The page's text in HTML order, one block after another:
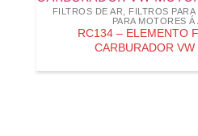
FILTROS DE AR FILTROS
PARA MOTORES Á
RC134 – ELEMENTO
CARBURADOR VW